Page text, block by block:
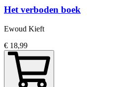
Het verboden boek
Ewoud Kieft
€ 18,99